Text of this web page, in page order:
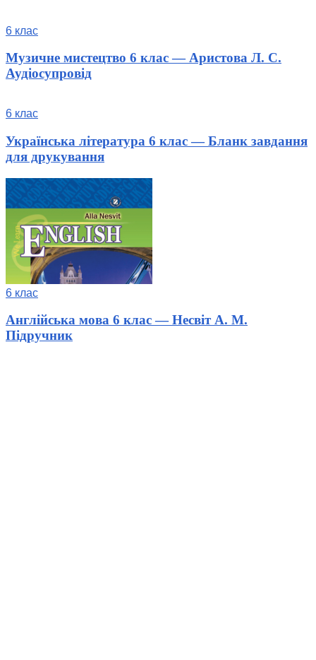
6 клас
Музичне мистецтво 6 клас — Аристова Л. С.
Аудіосупровід
6 клас
Українська література 6 клас — Бланк завдання
для друкування
6 клас
Англійська мова 6 клас — Несвіт А. М.
Підручник